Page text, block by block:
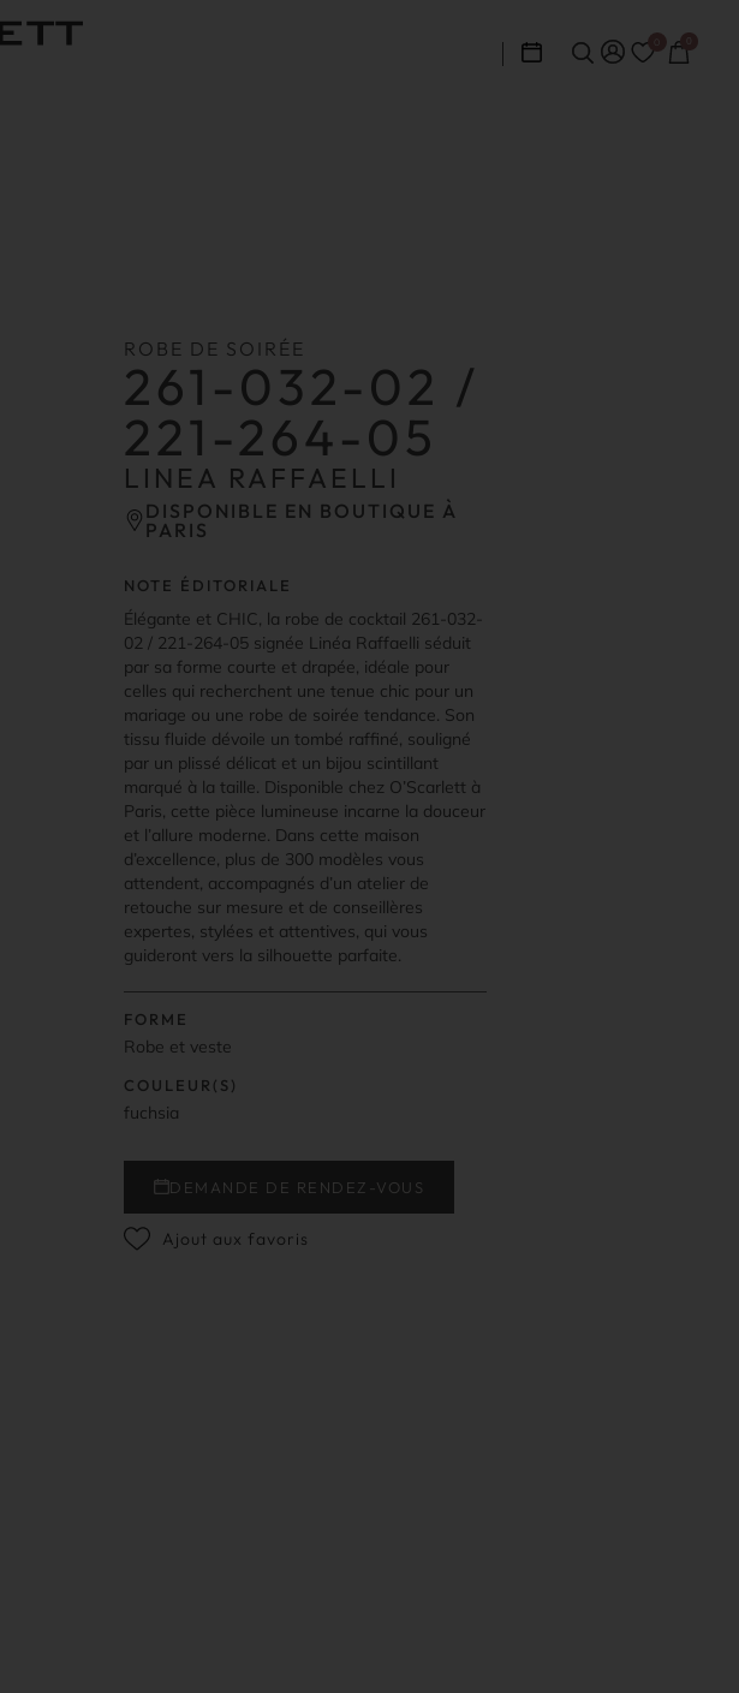
ROBE DE SOIRÉE
261-032-02 /
221-264-05
LINEA RAFFAELLI
DISPONIBLE EN BOUTIQUE À
PARIS
NOTE ÉDITORIALE
Élégante et CHIC, la robe de cocktail 261-032-
02 / 221-264-05 signée Linéa Raffaelli séduit
par sa forme courte et drapée, idéale pour
celles qui recherchent une tenue chic pour un
mariage ou une robe de soirée tendance. Son
tissu fluide dévoile un tombé raffiné, souligné
par un plissé délicat et un bijou scintillant
marqué à la taille. Disponible chez O’Scarlett à
Paris, cette pièce lumineuse incarne la douceur
et l’allure moderne. Dans cette maison
d’excellence, plus de 300 modèles vous
attendent, accompagnés d’un atelier de
retouche sur mesure et de conseillères
expertes, stylées et attentives, qui vous
guideront vers la silhouette parfaite.
FORME
Robe et veste
COULEUR(S)
fuchsia
DEMANDE DE RENDEZ-VOUS
Ajout aux favoris